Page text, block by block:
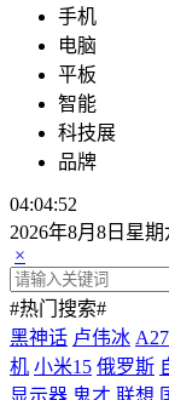
手机
电脑
平板
智能
科技展
品牌
04:04:53
2026年8月8日星期
×
#热门搜索#
黑神话 卢伟冰
机 小米15 俄罗斯